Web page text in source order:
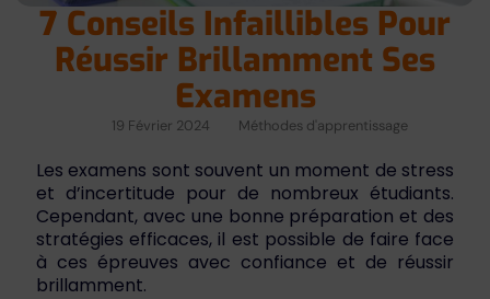
7 Conseils Infaillibles Pour
Réussir Brillamment Ses
Examens
19 Février 2024 Méthodes d'apprentissage
Les examens sont souvent un moment de stress
et d’incertitude pour de nombreux étudiants.
Cependant, avec une bonne préparation et des
stratégies efficaces, il est possible de faire face
à ces épreuves avec confiance et de réussir
brillamment.